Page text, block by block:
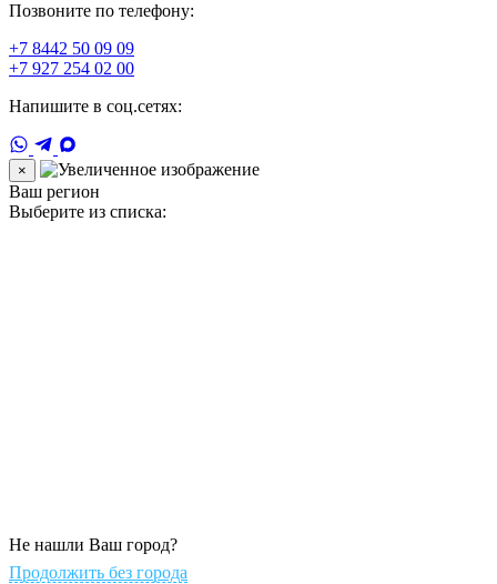
Позвоните по телефону:
+7 8442 50 09 09
+7 927 254 02 00
Напишите в соц.сетях:
×
Ваш регион
Выберите из списка:
Не нашли Ваш город?
Продолжить без города